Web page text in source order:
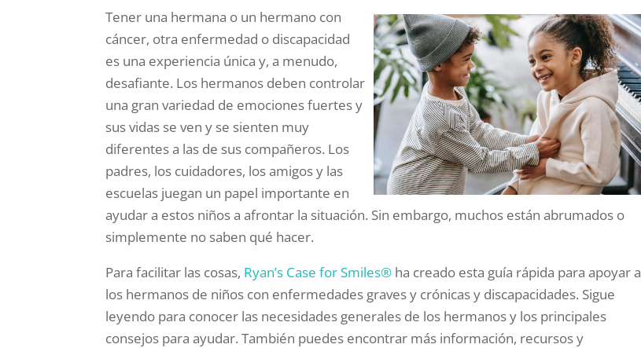
Tener una hermana o un hermano con
cáncer, otra enfermedad o discapacidad
es una experiencia única y, a menudo,
desafiante. Los hermanos deben controlar
una gran variedad de emociones fuertes y
sus vidas se ven y se sienten muy
diferentes a las de sus compañeros. Los
padres, los cuidadores, los amigos y las
escuelas juegan un papel importante en
ayudar a estos niños a afrontar la situación. Sin embargo, muchos están abrumados o
simplemente no saben qué hacer.
Para facilitar las cosas, Ryan’s Case for Smiles® ha creado esta guía rápida para apoyar a
los hermanos de niños con enfermedades graves y crónicas y discapacidades. Sigue
leyendo para conocer las necesidades generales de los hermanos y los principales
consejos para ayudar. También puedes encontrar más información, recursos y